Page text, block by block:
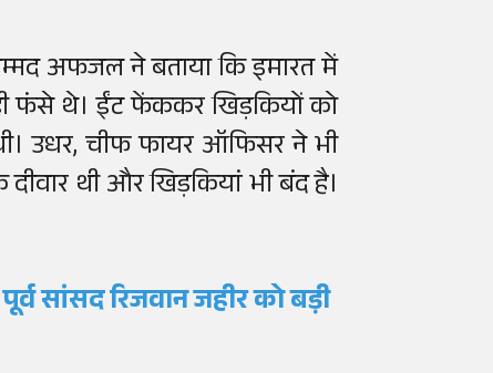
अफजल ने बताया कि इमारत में
फंसे थे। ईंट फेंककर खिड़कियों को
उधर, चीफ फायर ऑफिसर ने भी
थी और खिड़कियां भी बंद है।
सांसद रिजवान जहीर को बड़ी